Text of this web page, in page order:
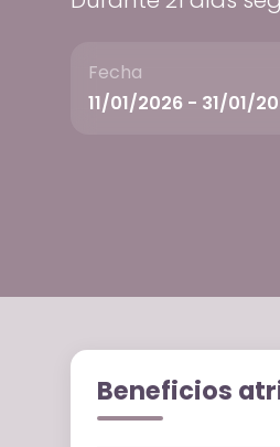
Fecha
11/01/2026 - 31/01/
Beneficios